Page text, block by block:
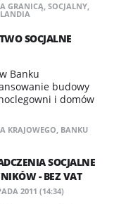
GRANICĄ, SOCJALNY,
SOCJALNE
Banku
budowy
i domów
KRAJOWEGO, BANKU
SOCJALNE
- BEZ VAT
2011 (14:34)